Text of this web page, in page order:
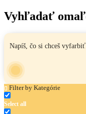
Vyhľadať
Filter by Kategórie
Select all
Zadaj názov, oblasť